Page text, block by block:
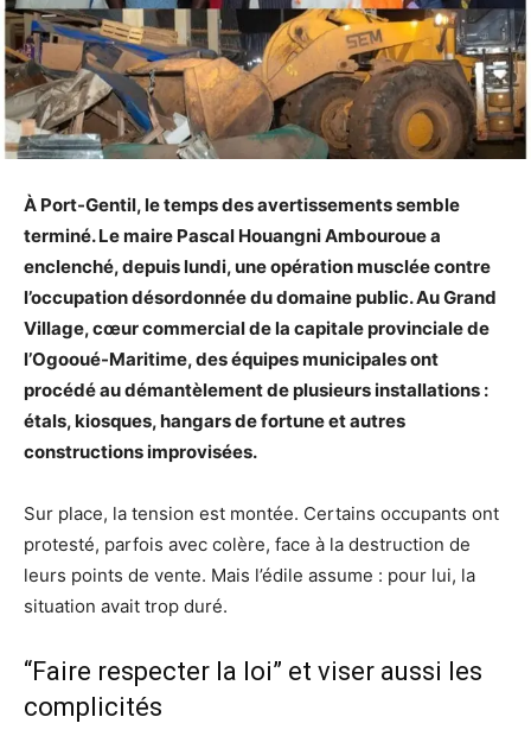
À Port-Gentil, le temps des avertissements semble
terminé. Le maire Pascal Houangni Ambouroue a
enclenché, depuis lundi, une opération musclée contre
l’occupation désordonnée du domaine public. Au Grand
Village, cœur commercial de la capitale provinciale de
l’Ogooué-Maritime, des équipes municipales ont
procédé au démantèlement de plusieurs installations :
étals, kiosques, hangars de fortune et autres
constructions improvisées.
Sur place, la tension est montée. Certains occupants ont
protesté, parfois avec colère, face à la destruction de
leurs points de vente. Mais l’édile assume : pour lui, la
situation avait trop duré.
“Faire respecter la loi” et viser aussi les
complicités